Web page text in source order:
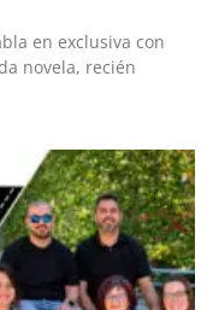
en exclusiva con
novela, recién